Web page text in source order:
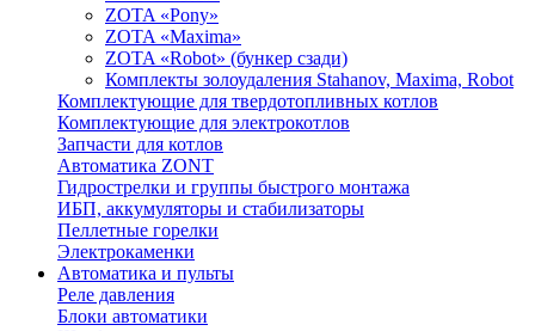
ZOTA «Pony»
ZOTA «Maxima»
ZOTA «Robot» (бункер сзади)
Комплекты золоудаления Stahanov, Maxima, Robot
Комплектующие для твердотопливных котлов
Комплектующие для электрокотлов
Запчасти для котлов
Автоматика ZONT
Гидрострелки и группы быстрого монтажа
ИБП, аккумуляторы и стабилизаторы
Пеллетные горелки
Электрокаменки
Автоматика и пульты
Реле давления
Блоки автоматики